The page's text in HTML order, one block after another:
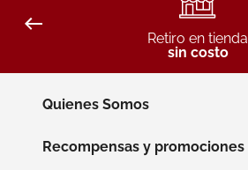
Retiro en tienda
sin costo
Quienes Somos
Recompensas y promociones